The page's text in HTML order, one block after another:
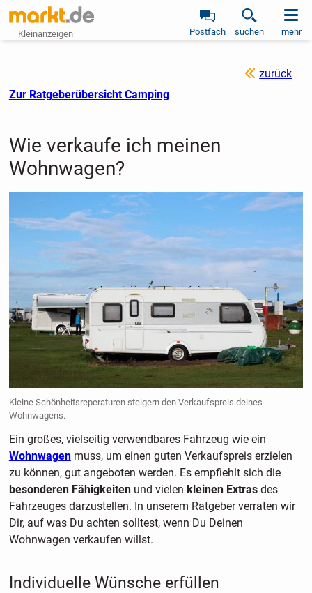
Kleinanzeigen Postfach suchen mehr
zurück
Zur Ratgeberübersicht Camping
Wie verkaufe ich meinen
Wohnwagen?
Kleine Schönheitsreperaturen steigern den Verkaufspreis deines
Wohnwagens.
Ein großes, vielseitig verwendbares Fahrzeug wie ein
Wohnwagenmuss, um einen guten Verkaufspreis erzielen
zu können, gut angeboten werden. Es empfiehlt sich die
besonderen Fähigkeitenund vielen kleinen Extrasdes
Fahrzeuges darzustellen. In unserem Ratgeber verraten wir
Dir, auf was Du achten solltest, wenn Du Deinen
Wohnwagen verkaufen willst.
Individuelle Wünsche erfüllen